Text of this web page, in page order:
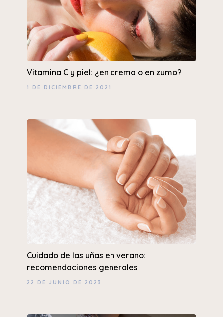
Vitamina C y piel: ¿en crema o en zumo?
1 DE DICIEMBRE DE 2021
Cuidado de las uñas en verano:
recomendaciones generales
22 DE JUNIO DE 2023